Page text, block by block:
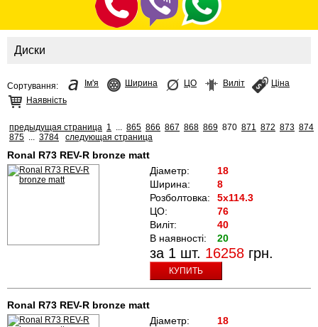
Диски
Сортування: Ім'я Ширина ЦО Виліт
Ціна
Наявність
предыдущая страница 1 865 866 867 868 869 870 871 872 873 874
875
3784 следующая страница
Ronal R73 REV-R bronze matt
Діаметр:
18
Ширина:
8
Розболтовка:
5x114.3
ЦО:
76
Виліт:
40
В наявності:
20
за 1 шт. 16258 грн.
КУПИТЬ
Ronal R73 REV-R bronze matt
Діаметр:
18